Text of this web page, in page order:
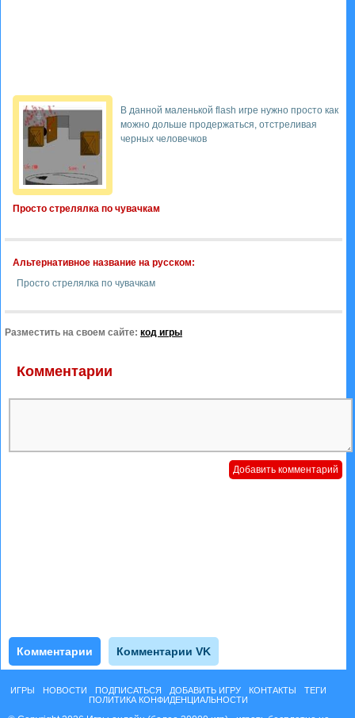
Просто стрелялка по чувачкам
В данной маленькой flash игре нужно просто как
можно дольше продержаться, отстреливая
черных человечков
Альтернативное название на русском:
Просто стрелялка по чувачкам
Разместить на своем сайте: код игры
Комментарии
Комментарии Комментарии VK
ИГРЫ НОВОСТИ ПОДПИСАТЬСЯ ДОБАВИТЬ ИГРУ КОНТАКТЫ
ТЕГИ
ПОЛИТИКА КОНФИДЕНЦИАЛЬНОСТИ